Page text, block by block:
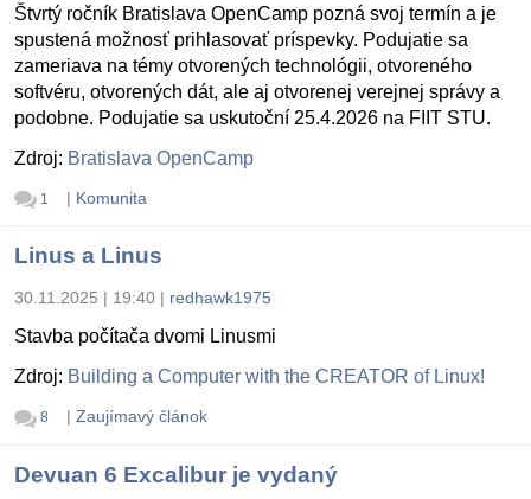
Štvrtý ročník Bratislava OpenCamp pozná svoj termín a je
spustená možnosť prihlasovať príspevky. Podujatie sa
zameriava na témy otvorených technológii, otvoreného
softvéru, otvorených dát, ale aj otvorenej verejnej správy a
podobne. Podujatie sa uskutoční 25.4.2026 na FIIT STU.
Zdroj: Bratislava OpenCamp
1 | Komunita
Linus a Linus
30.11.2025 | 19:40 | redhawk1975
Stavba počítača dvomi Linusmi
Zdroj: Building a Computer with the CREATOR of Linux!
8 | Zaujímavý článok
Devuan 6 Excalibur je vydaný